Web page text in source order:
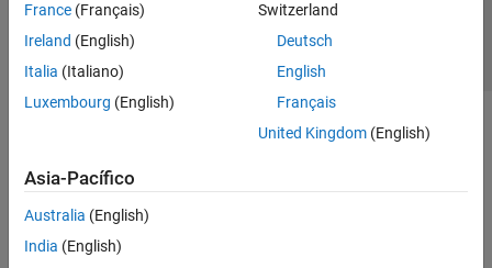
France (Français)
Ireland (English)
Italia (Italiano)
Luxembourg (English)
Switzerland
Deutsch
English
Français
United Kingdom(English)
Asia-Pacífico
Australia (English)
India (English)
Seleccione un país/